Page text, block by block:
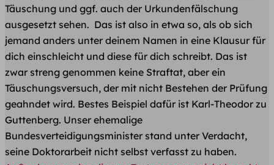
Täuschung und ggf. auch der Urkundenfälschung
ausgesetzt sehen. Das ist also in etwa so, als ob sich
jemand anders unter deinem Namen in eine Klausur für
dich einschleicht und diese für dich schreibt. Das ist
zwar streng genommen keine Straftat, aber ein
Täuschungsversuch, der mit nicht Bestehen der Prüfung
geahndet wird. Bestes Beispiel dafür ist Karl-Theodor zu
Guttenberg. Unser ehemalige
Bundesverteidigungsminister stand unter Verdacht,
seine Doktorarbeit nicht selbst verfasst zu haben.